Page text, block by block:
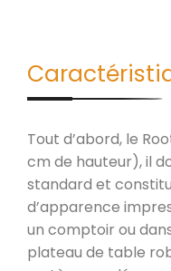
Tout d’abord, le
cm de hauteur), il
standard et
d’apparence
un comptoir ou
plateau de table